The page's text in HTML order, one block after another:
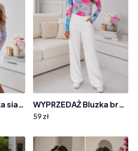
WYPRZEDAŻ Bluzka siatka EMG BL479 pastelowe kwiaty r. 36 WYPRZEDAŻ Bluzka brzoskwinka EMG BL879 niebiesko fuksjowe kwiaty r.36
59 zł